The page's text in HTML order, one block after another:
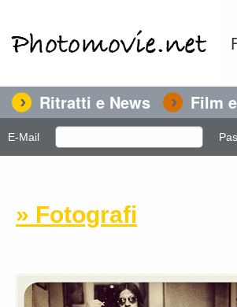
Ritratti e News Film
E-Mail
» Fotografi